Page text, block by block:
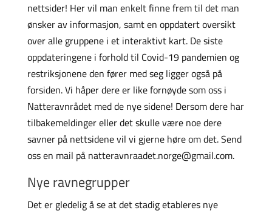
nettsider! Her vil man enkelt finne frem til det man
ønsker av informasjon, samt en oppdatert oversikt
over alle gruppene i et interaktivt kart. De siste
oppdateringene i forhold til Covid-19 pandemien og
restriksjonene den fører med seg ligger også på
forsiden. Vi håper dere er like fornøyde som oss i
Natteravnrådet med de nye sidene! Dersom dere har
tilbakemeldinger eller det skulle være noe dere
savner på nettsidene vil vi gjerne høre om det. Send
oss en mail på natteravnraadet.norge@gmail.com.
Nye ravnegrupper
Det er gledelig å se at det stadig etableres nye